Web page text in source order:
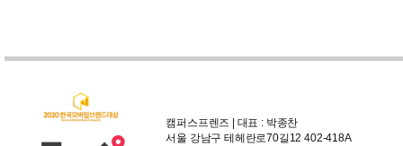
캠퍼스프렌즈 | 대표 : 박종찬
서울 강남구 테헤란로70길12 402-418A